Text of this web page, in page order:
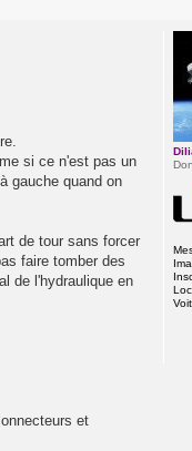
si ce n'est pas un
gauche quand on
de tour sans forcer
faire tomber des
de l'hydraulique en
et